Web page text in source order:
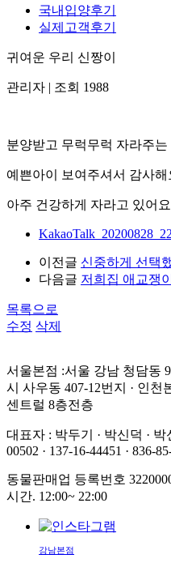
국내입양후기
실제고객후기
귀여운 우리 신짱이
관리자 | 조회 1988
분양받고 무럭무럭 자라주
예쁜아이 보여주셔서 감사해
아주 건강하게 자라고 있어
이전글 신중하게 선택
다음글 저희집 애교쟁
목록으로
수정 삭제
서울본점 :서울 강남 청담동
시 사우동 407-12번지 · 인천
센트럴 8층전층
대표자 : 박두기 · 박신덕 · 박
00502 · 137-16-44451 · 836-
동물판매업 등록번호
시간. 12:00~ 22:00
강남본점